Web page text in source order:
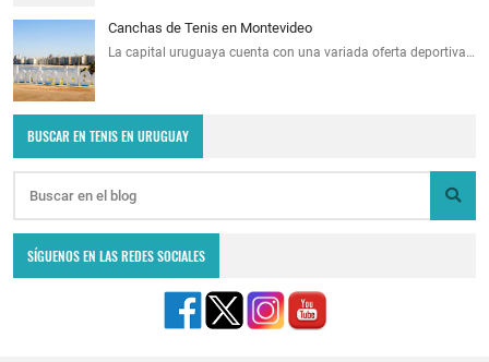
Canchas de Tenis en Montevideo
La capital uruguaya cuenta con una variada oferta deportiva…
BUSCAR EN TENIS EN URUGUAY
SÍGUENOS EN LAS REDES SOCIALES